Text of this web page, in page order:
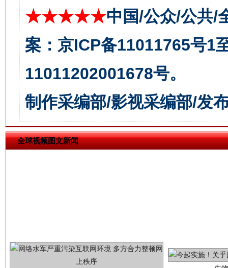
★★★★★中国/公众/公共/
案：京ICP备11011765号1
11011202001678号。
制作采编部/影视采编部/发
全球视频图文新闻